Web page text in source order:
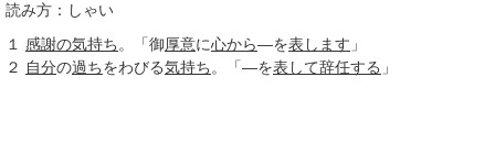
読み方：しゃい
１
感謝の気持ち。「御厚意に心から―を表します 」
２ 自分の過ちをわびる気持ち。「―を表して辞任する 」